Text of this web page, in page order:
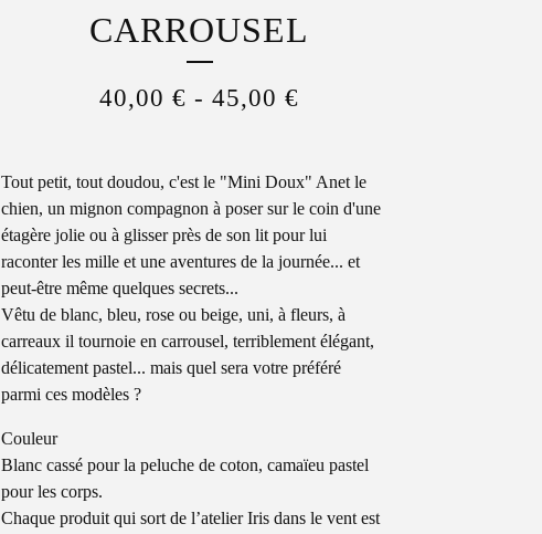
CARROUSEL
40,00€ -45,00€
Tout petit, tout doudou, c'est le "Mini Doux" Anet le
chien, un mignon compagnon à poser sur le coin d'une
étagère jolie ou à glisser près de son lit pour lui
raconter les mille et une aventures de la journée... et
peut-être même quelques secrets...
Vêtu de blanc, bleu, rose ou beige, uni, à fleurs, à
carreaux il tournoie en carrousel, terriblement élégant,
délicatement pastel... mais quel sera votre préféré
parmi ces modèles ?
Couleur
Blanc cassé pour la peluche de coton, camaïeu pastel
pour les corps.
Chaque produit qui sort de l’atelier Iris dans le vent est